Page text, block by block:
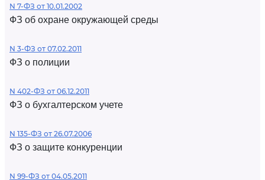
N 7-ФЗ от 10.01.2002
ФЗ об охране окружающей среды
N 3-ФЗ от 07.02.2011
ФЗ о полиции
N 402-ФЗ от 06.12.2011
ФЗ о бухгалтерском учете
N 135-ФЗ от 26.07.2006
ФЗ о защите конкуренции
N 99-ФЗ от 04.05.2011